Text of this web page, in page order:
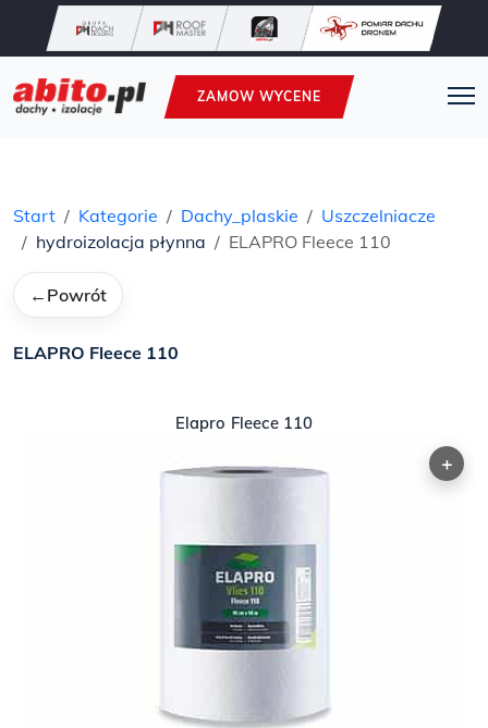
ZAMOW WYCENE
Start Kategorie Dachy_plaskie
Uszczelniacze
hydroizolacja płynna
ELAPRO Fleece 110
← Powrót
ELAPRO Fleece 110
Elapro Fleece 110
+